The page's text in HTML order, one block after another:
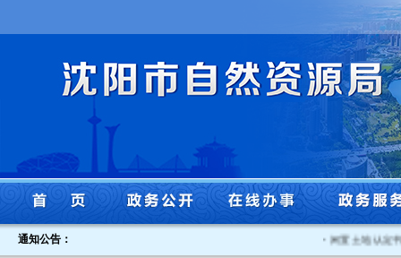
通知公告： 闲置土地认定